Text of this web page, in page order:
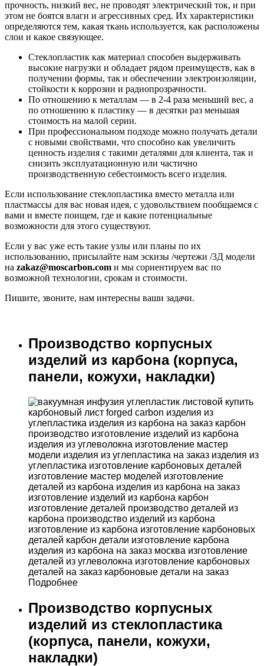
прочность, низкий вес, не проводят электрический ток, и при
этом не боятся влаги и агрессивных сред. Их характеристики
определяются тем, какая ткань используется, как расположены
слои и какое связующее.
Стеклопластик как материал способен выдерживать
высокие нагрузки и обладает рядом преимуществ, как в
получении формы, так и обеспечении электроизоляции,
стойкости к коррозии и радиопрозрачности.
По отношению к металлам — в 2-4 раза меньший вес, а
по отношению к пластику — в десятки раз меньшая
стоимость на малой серии.
При профессиональном подходе можно получать детали
с новыми свойствами, что способно как увеличить
ценность изделия с такими деталями для клиента, так и
снизить эксплуатационную или частично
производственную себестоимость всего изделия.
Если использование стеклопластика вместо металла или
пластмассы для вас новая идея, с удовольствием пообщаемся с
вами и вместе поищем, где и какие потенциальные
возможности для этого существуют.
Если у вас уже есть такие узлы или планы по их
использованию, присылайте нам эскизы /чертежи /3Д модели
на zakaz@moscarbon.com и мы сориентируем вас по
возможной технологии, срокам и стоимости.
Пишите, звоните, нам интересны ваши задачи.
Производство корпусных
изделий из карбона (корпуса,
панели, кожухи, накладки)
Подробнее
Производство корпусных
изделий из стеклопластика
(корпуса, панели, кожухи,
накладки)